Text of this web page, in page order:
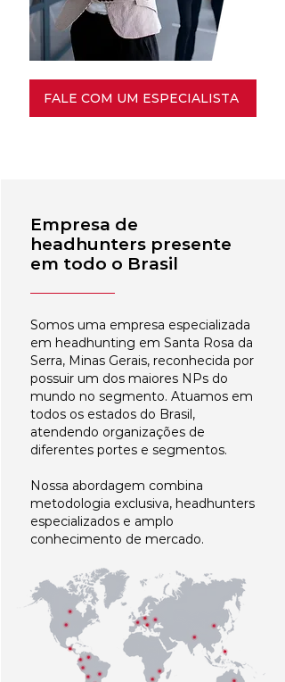
FALE COM UM ESPECIALISTA
Empresa de
headhunters presente
em todo o Brasil
Somos uma empresa especializada
em headhunting em Santa Rosa da
Serra, Minas Gerais, reconhecida por
possuir um dos maiores NPs do
mundo no segmento. Atuamos em
todos os estados do Brasil,
atendendo organizações de
diferentes portes e segmentos.
Nossa abordagem combina
metodologia exclusiva, headhunters
especializados e amplo
conhecimento de mercado.